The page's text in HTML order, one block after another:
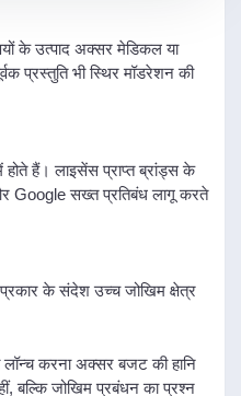
के उत्पाद अक्सर मेडिकल या
प्रस्तुति भी स्थिर मॉडरेशन की
हैं। लाइसेंस प्राप्त ब्रांड्स के
Google सख्त प्रतिबंध लागू करते
के संदेश उच्च जोखिम क्षेत्र
करना अक्सर बजट की हानि
बल्कि जोखिम प्रबंधन का प्रश्न